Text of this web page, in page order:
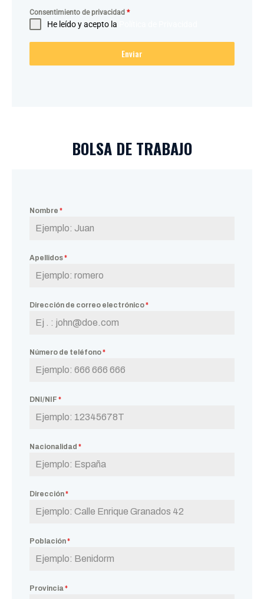
Consentimiento de privacidad *
He leído y acepto la
Enviar
BOLSA DE TRABAJO
Nombre *
Apellidos*
Dirección de correo electrónico*
Número de teléfono*
DNI/NIF *
Nacionalidad *
Dirección*
Población*
Provincia*